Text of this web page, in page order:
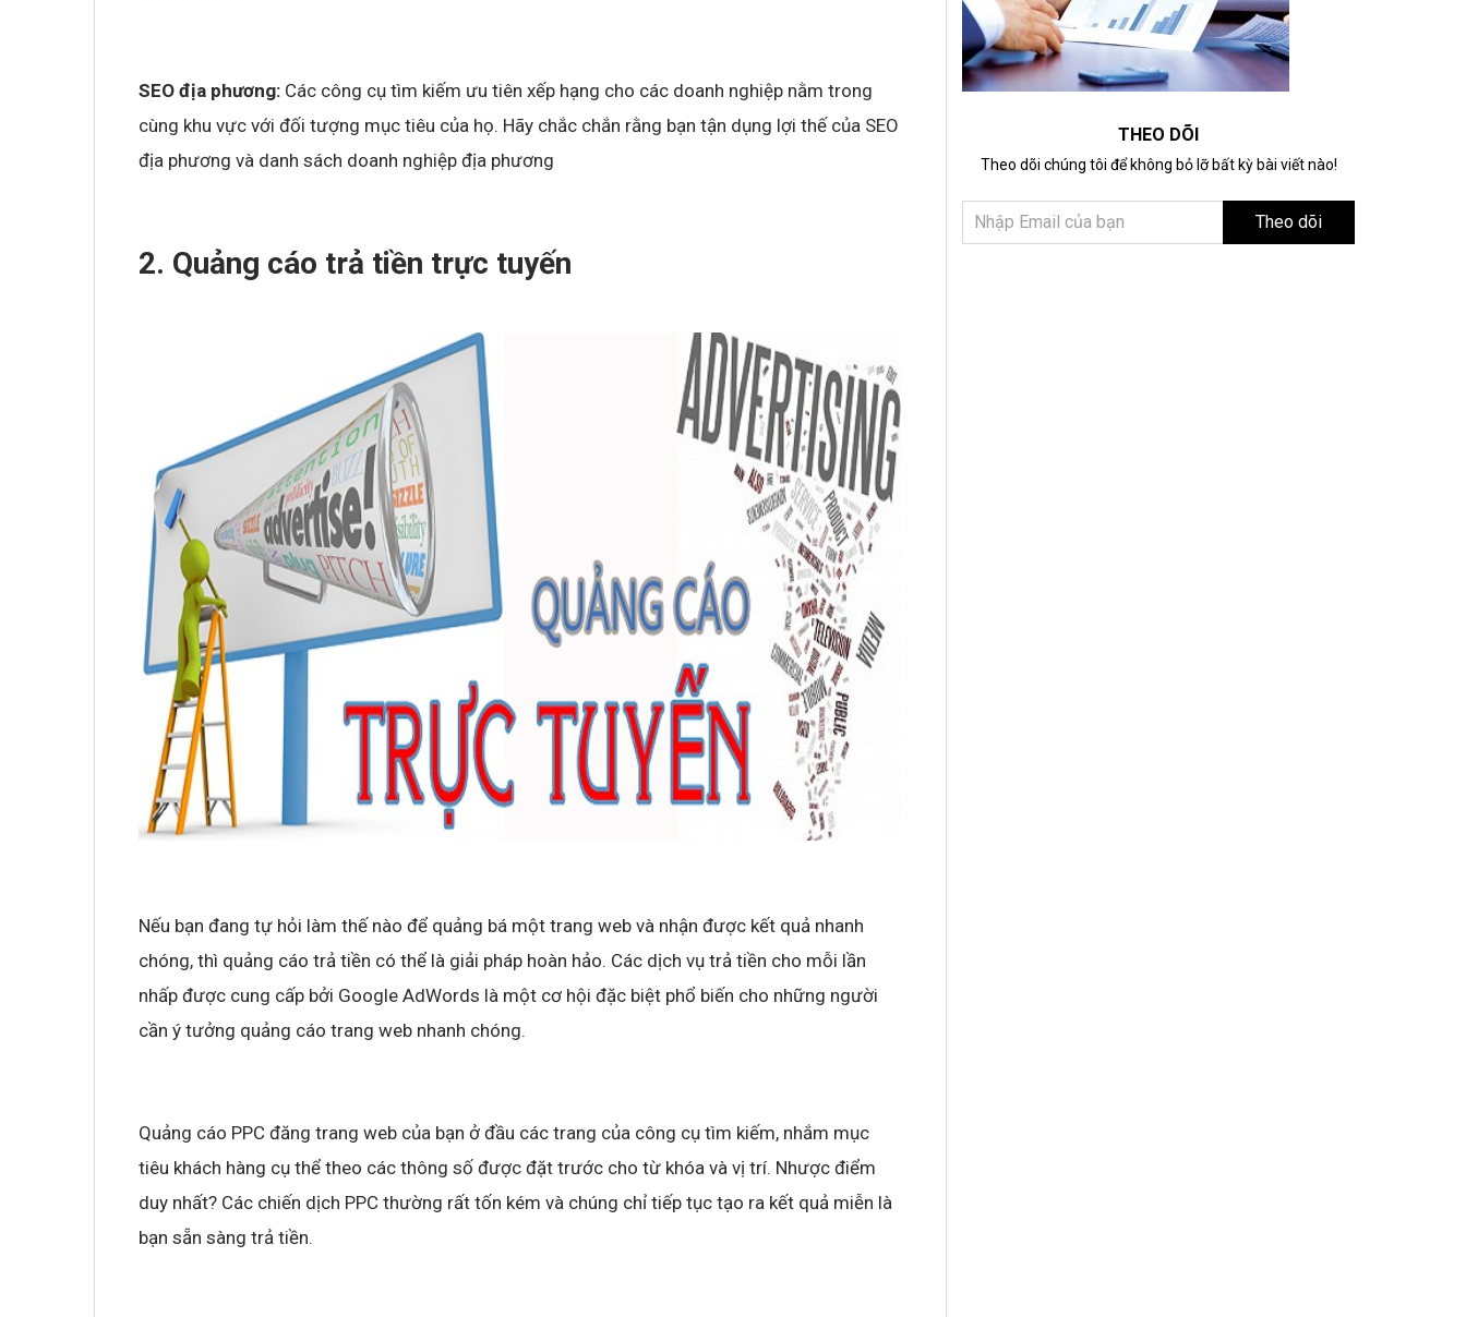
SEO địa phương: Các công cụ tìm kiếm ưu tiên xếp hạng cho các doanh nghiệp nằm trong
cùng khu vực với đối tượng mục tiêu của họ. Hãy chắc chắn rằng bạn tận dụng lợi thế của SEO
địa phương và danh sách doanh nghiệp địa phương
2. Quảng cáo trả tiền trực tuyến
Nếu bạn đang tự hỏi làm thế nào để quảng bá một trang web và nhận được kết quả nhanh
chóng, thì quảng cáo trả tiền có thể là giải pháp hoàn hảo. Các dịch vụ trả tiền cho mỗi lần
nhấp được cung cấp bởi Google AdWords là một cơ hội đặc biệt phổ biến cho những người
cần ý tưởng quảng cáo trang web nhanh chóng.
Quảng cáo PPC đăng trang web của bạn ở đầu các trang của công cụ tìm kiếm, nhắm mục
tiêu khách hàng cụ thể theo các thông số được đặt trước cho từ khóa và vị trí. Nhược điểm
duy nhất? Các chiến dịch PPC thường rất tốn kém và chúng chỉ tiếp tục tạo ra kết quả miễn là
bạn sẵn sàng trả tiền.
THEO DÕI
Theo dõi